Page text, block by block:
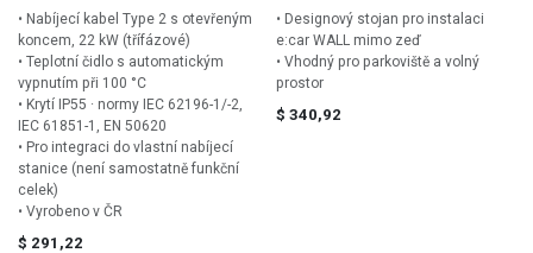
• Nabíjecí kabel Type 2 s otevřeným
koncem, 22 kW (třífázové)
• Teplotní čidlo s automatickým
vypnutím při 100 °C
• Krytí IP55 · normy IEC 62196-1/-2,
IEC 61851-1, EN 50620
• Pro integraci do vlastní nabíjecí
stanice (není samostatně funkční
celek)
• Vyrobeno v ČR
$ 291,22
• Designový stojan pro instalaci
e:car WALL mimo zeď
• Vhodný pro parkoviště a volný
prostor
$ 340,92